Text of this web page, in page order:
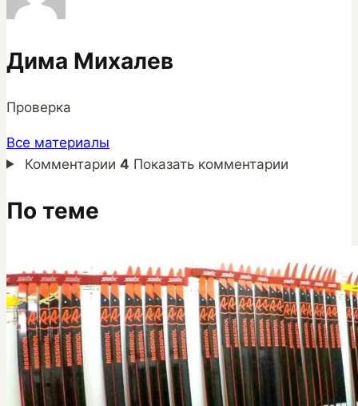
Дима Михалев
Проверка
Все материалы
Комментарии4 Показать комментарии
По теме